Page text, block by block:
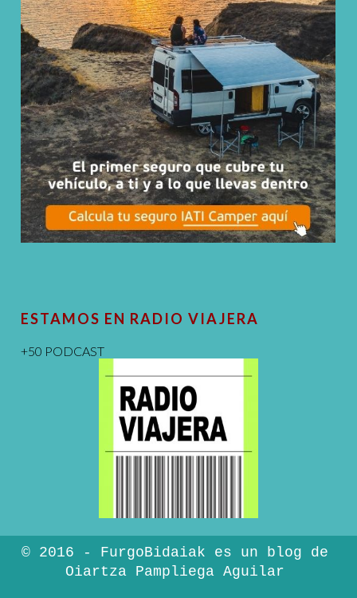
ESTAMOS EN RADIO VIAJERA
+50 PODCAST
© 2016 - FurgoBidaiak es un blog de
Oiartza Pampliega Aguilar